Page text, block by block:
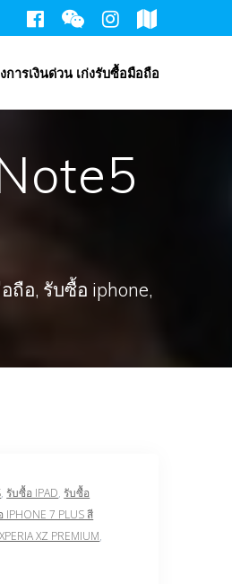
การเงินด่วน เก่งรับซื้อมือถือ
ถือ, รับซื้อ iphone,
, รับซื้อ IPAD, รับซื้อ
IPHONE 7 PLUS สี
XZ PREMIUM,